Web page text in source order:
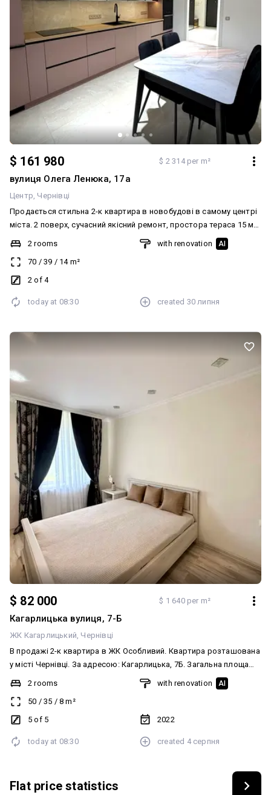
$ 161 980 $ 2 314 per m²
вулиця Олега Ленюка, 17а
Центр Чернівці
Продається стильна 2-к квартира в новобудові в самому центрі
міста. 2 поверх, сучасний якісний ремонт, простора тераса 15 м².
Будинок цегляний, вже введений в експлуатацію, При потребі є
можливість придбати паркомісце. Індивідуальне опалення ,
тепла підлога.
2 rooms
70 / 39 / 14m²
2 of 4
with renovation AI
today at 08:30 created 30 липня
$ 82 000 $ 1 640 per m²
Кагарлицька вулиця, 7-Б
ЖК Кагарлицький Чернівці
В продажі 2-к квартира в ЖК Особливий. Квартира розташована
у місті Чернівці. За адресою: Кагарлицька, 7Б. Загальна площа
помешкання 50 кв.м. 35 кв.м. — житлової площі. Площа кухні: 8
кв.м. Санвузол суміжний. З євроремонтом. Знаходиться на 5
поверсі. Опалення – індивідуальне. Є меблі та побутова техніка.
Ціна становить 85000 $. Якщо маєте будь-які запитання та хочете
2 rooms
50 / 35 / 8 m²
5 of 5
with renovation AI
2022
today at 08:30 created 4 серпня
Flat price statistics